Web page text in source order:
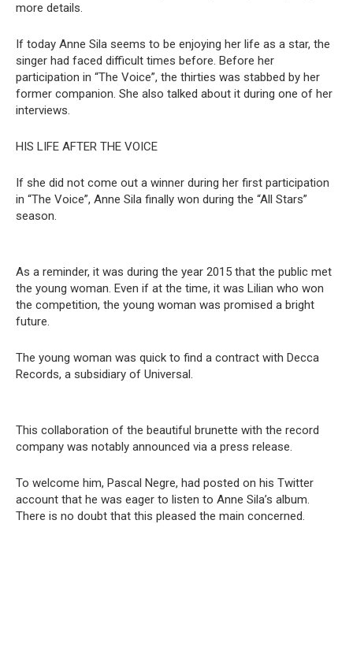
more details.
If today Anne Sila seems to be enjoying her life as a star, the
singer had faced difficult times before. Before her
participation in “The Voice”, the thirties was stabbed by her
former companion. She also talked about it during one of her
interviews.
HIS LIFE AFTER THE VOICE
If she did not come out a winner during her first participation
in “The Voice”, Anne Sila finally won during the “All Stars”
season.
As a reminder, it was during the year 2015 that the public met
the young woman. Even if at the time, it was Lilian who won
the competition, the young woman was promised a bright
future.
The young woman was quick to find a contract with Decca
Records, a subsidiary of Universal.
This collaboration of the beautiful brunette with the record
company was notably announced via a press release.
To welcome him, Pascal Negre, had posted on his Twitter
account that he was eager to listen to Anne Sila’s album.
There is no doubt that this pleased the main concerned.